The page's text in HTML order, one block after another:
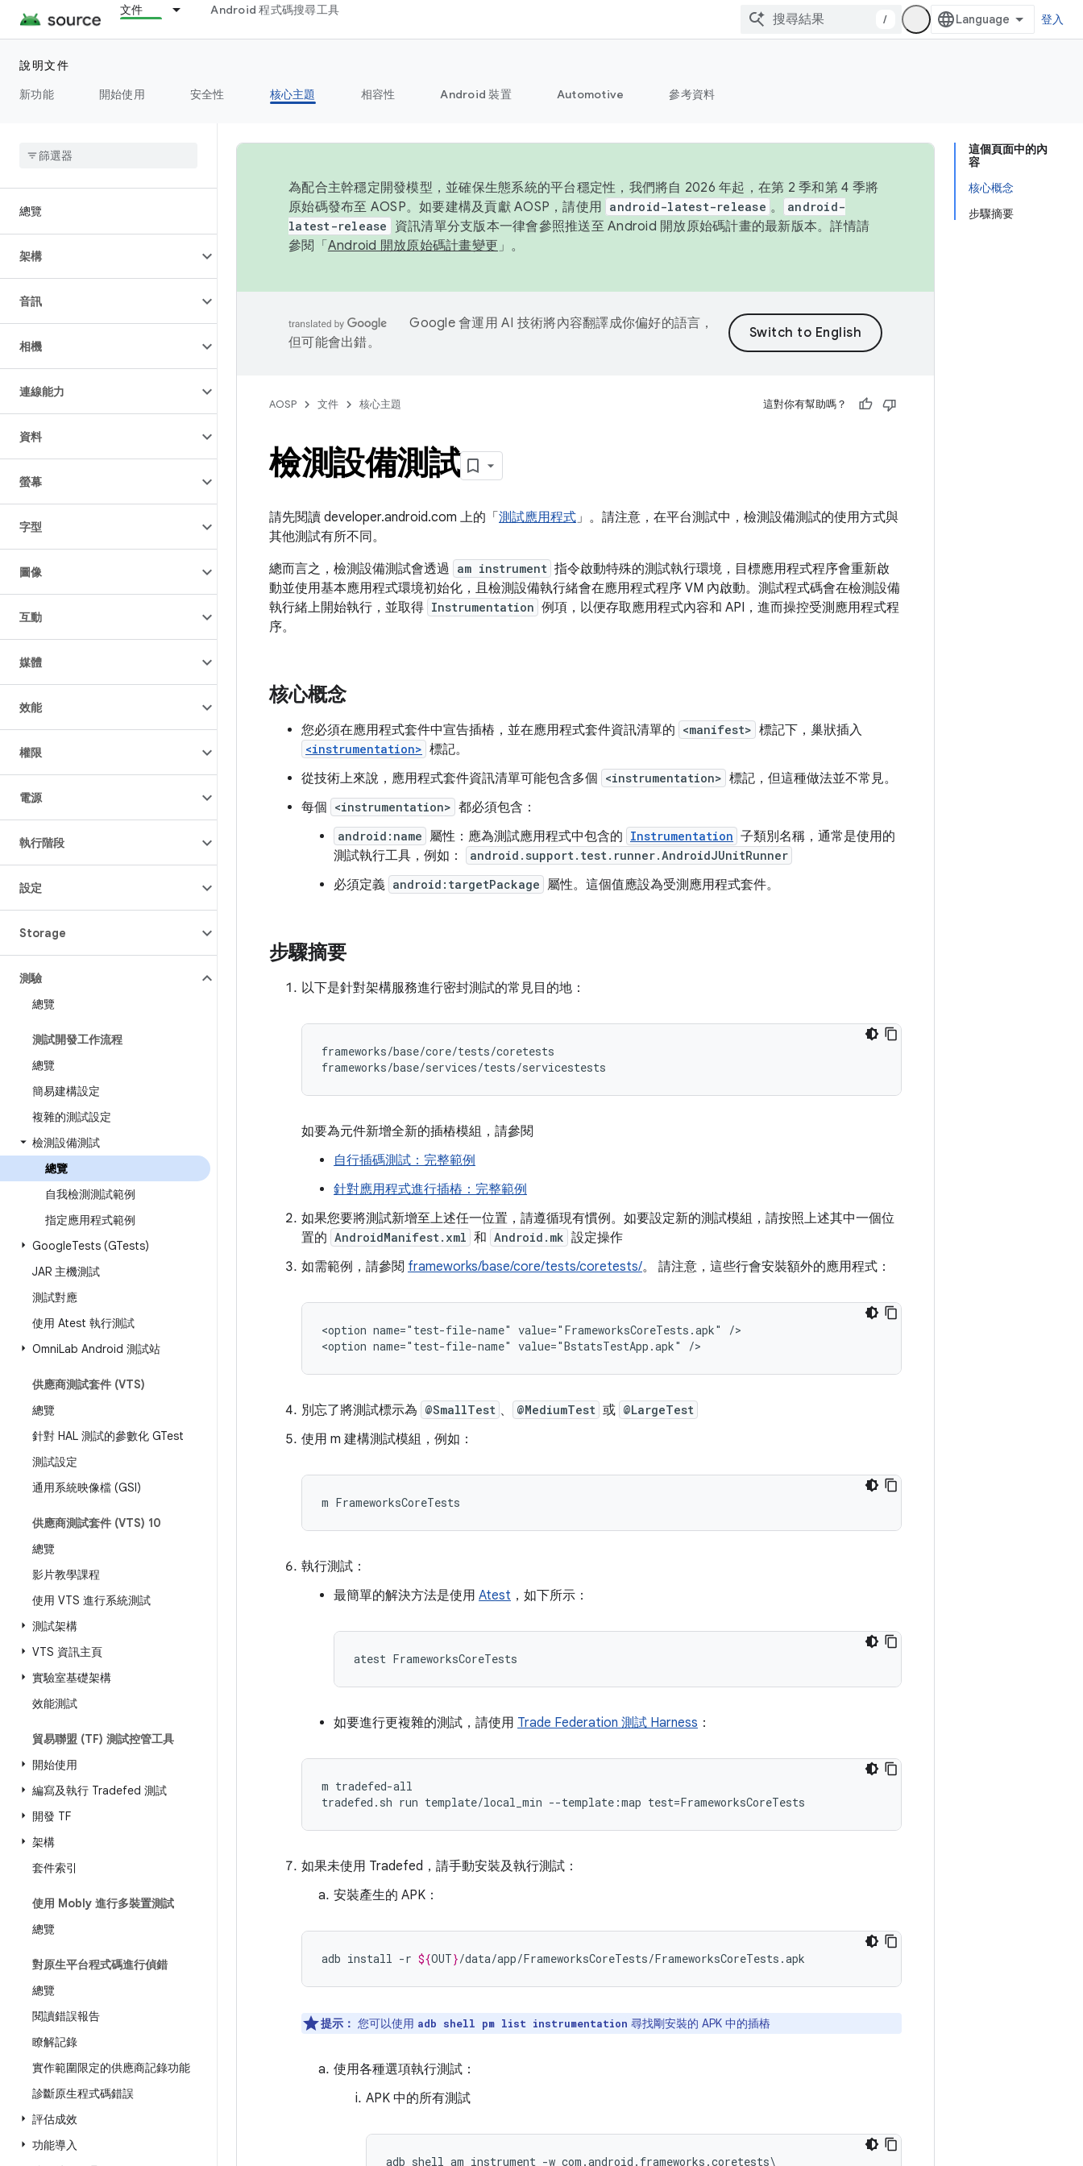
文件 Android 程式碼搜尋工具
/ 登入
說明文件
新功能
開始使用 安全性 核心主題 相容性 Android 裝置 Automotive 參考資料
總覽
架構
音訊
相機
連線能力
資料
螢幕
字型
圖像
互動
媒體
效能
權限
電源
執行階段
設定
Storage
測驗
總覽
測試開發工作流程
總覽
簡易建構設定
複雜的測試設定
檢測設備測試
總覽
自我檢測測試範例
指定應用程式範例
GoogleTests (GTests)
JAR 主機測試
測試對應
使用 Atest 執行測試
OmniLab Android 測試站
供應商測試套件 (VTS)
總覽
針對 HAL 測試的參數化 GTest
測試設定
通用系統映像檔 (GSI)
供應商測試套件 (VTS) 10
總覽
影片教學課程
使用 VTS 進行系統測試
測試架構
VTS 資訊主頁
實驗室基礎架構
效能測試
貿易聯盟 (TF) 測試控管工具
開始使用
編寫及執行 Tradefed 測試
開發 TF
架構
套件索引
使用 Mobly 進行多裝置測試
總覽
對原生平台程式碼進行偵錯
總覽
閱讀錯誤報告
瞭解記錄
實作範圍限定的供應商記錄功能
診斷原生程式碼錯誤
評估成效
功能導入
這個頁面中的內
容
核心概念
步驟摘要
為配合主幹穩定開發模型，並確保生態系統的平台穩定性，我們將自 2026 年起，在第 2 季和第 4 季將
原始碼發布至 AOSP。如要建構及貢獻 AOSP，請使用 android-latest-release 。
android-
latest-release
資訊清單分支版本一律會參照推送至 Android 開放原始碼計畫的最新版本。詳情請
參閱「 Android 開放原始碼計畫變更 」。
Google 會運用 AI 技術將內容翻譯成你偏好的語言，
但可能會出錯。
AOSP 文件 核心主題 這對你有幫助嗎？
檢測設備測試
請先閱讀 developer.android.com 上的「 測試應用程式」。請注意，在平台測試中，檢測設備測試的使用方式與
其他測試有所不同。
總而言之，檢測設備測試會透過 am instrument 指令啟動特殊的測試執行環境，目標應用程式程序會重新啟
動並使用基本應用程式環境初始化，且檢測設備執行緒會在應用程式程序 VM 內啟動。測試程式碼會在檢測設備
執行緒上開始執行，並取得 Instrumentation 例項，以便存取應用程式內容和 API，進而操控受測應用程式程
序。
核心概念
您必須在應用程式套件中宣告插樁，並在應用程式套件資訊清單的 <manifest> 標記下，巢狀插入
<instrumentation> 標記。
從技術上來說，應用程式套件資訊清單可能包含多個 <instrumentation> 標記，但這種做法並不常見。
每個 <instrumentation> 都必須包含：
android:name 屬性：應為測試應用程式中包含的 Instrumentation 子類別名稱，通常是使用的
測試執行工具，例如：
android.support.test.runner.AndroidJUnitRunner
必須定義 android:targetPackage 屬性。這個值應設為受測應用程式套件。
步驟摘要
以下是針對架構服務進行密封測試的常見目的地：
frameworks/base/core/tests/coretests
如要為元件新增全新的插樁模組，請參閱
自行插碼測試：完整範例
針對應用程式進行插樁：完整範例
如果您要將測試新增至上述任一位置，請遵循現有慣例。如要設定新的測試模組，請按照上述其中一個位
置的 AndroidManifest.xml 和 Android.mk 設定操作
如需範例，請參閱 frameworks/base/core/tests/coretests/。 請注意，這些行會安裝額外的應用程式：
<option name="test-file-name" value="FrameworksCoreTests.apk" />
別忘了將測試標示為 @SmallTest 、 @MediumTest 或 @LargeTest
使用 m 建構測試模組，例如：
執行測試：
最簡單的解決方法是使用 Atest ，如下所示：
如要進行更複雜的測試，請使用 Trade Federation 測試 Harness ：
m tradefed-all
如果未使用 Tradefed，請手動安裝及執行測試：
安裝產生的 APK：
adb install -r ${OUT}
提示： 您可以使用 adb shell pm list instrumentation 尋找剛安裝的 APK 中的插樁
使用各種選項執行測試：
APK 中的所有測試
adb shell am instrument -w com.android.frameworks.coretests\